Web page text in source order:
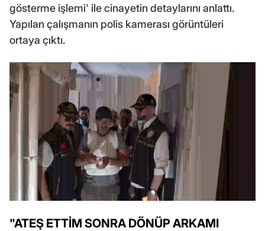
gösterme işlemi' ile cinayetin detaylarını anlattı.
Yapılan çalışmanın polis kamerası görüntüleri
ortaya çıktı.
"ATEŞ ETTİM SONRA DÖNÜP ARKAMI